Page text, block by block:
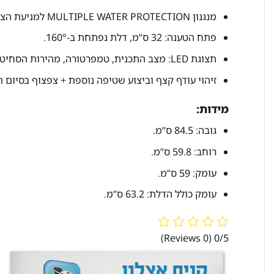
מנגנון MULTIPLE WATER PROTECTION למניעת הצפה.
פתח הטענה: 32 ס”מ, דלת נפתחת ב-160°.
תצוגת LED: מצב התכנית, טמפרטורה, מהירות הסחיטה, וזמן נותר לסיום.
זיהוי עודף קצף וביצוע שטיפה נוספת + צפצוף בסיום
מידות:
גובה: 84.5 ס”מ.
רוחב: 59.8 ס”מ.
עומק: 59 ס”מ.
עומק כולל הדלת: 63.2 ס”מ.
0/5
(0 Reviews)